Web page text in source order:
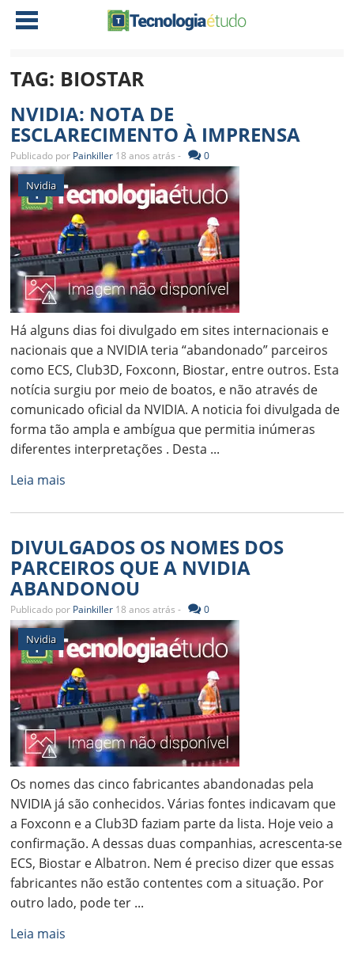
NOTÍCIAS
AMD
INTEL
ATI
NVIDIA
SOFTWARE
NOTEBOOKS
TABLETS
CELULAR
IOS
NOKIA
JOGOS
DOWNLOADS
ANÁLISE
TAG: BIOSTAR
NVIDIA: NOTA DE
ESCLARECIMENTO À IMPRENSA
Publicado por Painkiller 18 anos atrás - 0
Nvidia
Há alguns dias foi divulgado em sites internacionais e
nacionais que a NVIDIA teria “abandonado” parceiros
como ECS, Club3D, Foxconn, Biostar, entre outros. Esta
notícia surgiu por meio de boatos, e não através de
comunicado oficial da NVIDIA. A noticia foi divulgada de
forma tão ampla e ambígua que permitia inúmeras
diferentes interpretações . Desta ...
Leia mais
DIVULGADOS OS NOMES DOS
PARCEIROS QUE A NVIDIA
ABANDONOU
Publicado por Painkiller 18 anos atrás - 0
Nvidia
Os nomes das cinco fabricantes abandonadas pela
NVIDIA já são conhecidos. Várias fontes indicavam que
a Foxconn e a Club3D faziam parte da lista. Hoje veio a
confirmação. A dessas duas companhias, acrescenta-se
ECS, Biostar e Albatron. Nem é preciso dizer que essas
fabricantes não estão contentes com a situação. Por
outro lado, pode ter ...
Leia mais